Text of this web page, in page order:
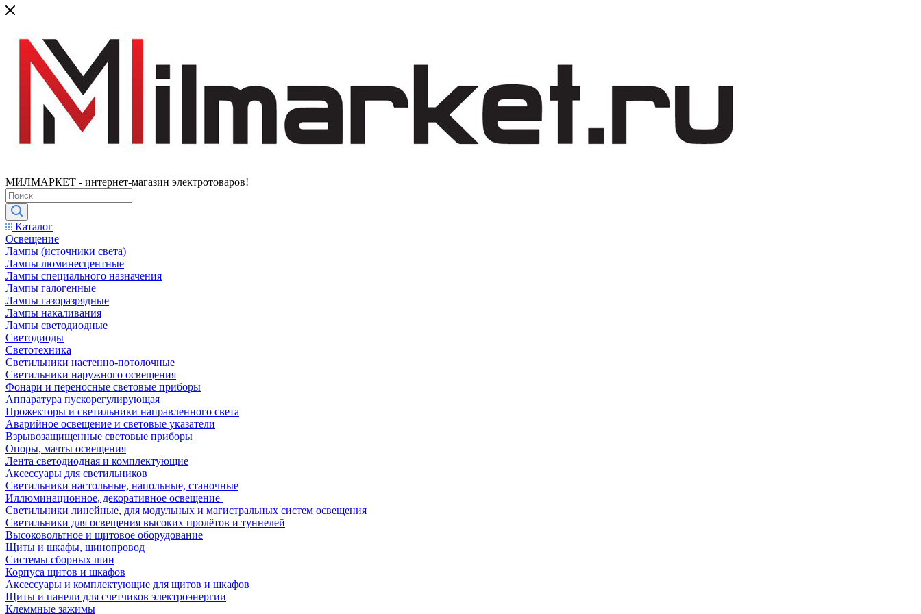
МИЛМАРКЕТ - интернет-магазин электротоваров!
Каталог
Освещение
Лампы (источники света)
Лампы люминесцентные
Лампы специального назначения
Лампы галогенные
Лампы газоразрядные
Лампы накаливания
Лампы светодиодные
Светодиоды
Светотехника
Светильники настенно-потолочные
Светильники наружного освещения
Фонари и переносные световые приборы
Аппаратура пускорегулирующая
Прожекторы и светильники направленного света
Аварийное освещение и световые указатели
Взрывозащищенные световые приборы
Опоры, мачты освещения
Лента светодиодная и комплектующие
Аксессуары для светильников
Светильники настольные, напольные, станочные
Иллюминационное, декоративное освещение
Светильники линейные, для модульных и магистральных систем освещения
Светильники для освещения высоких пролётов и туннелей
Высоковольтное и щитовое оборудование
Щиты и шкафы, шинопровод
Системы сборных шин
Корпуса щитов и шкафов
Аксессуары и комплектующие для щитов и шкафов
Щиты и панели для счетчиков электроэнергии
Клеммные зажимы